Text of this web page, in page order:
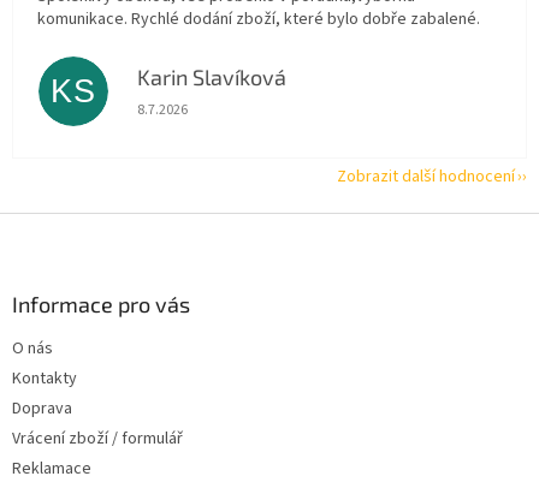
komunikace. Rychlé dodání zboží, které bylo dobře zabalené.
KS Karin Slavíková
Hodnocení obchodu je 5 z 5 hvězdiček.
8.7.2026
Zobrazit další hodnocení
Informace pro vás
O nás
Kontakty
Doprava
Vrácení zboží / formulář
Reklamace